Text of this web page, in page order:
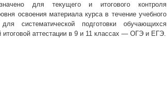
для текущего и итогового контроля
освоения материала курса в течение учебного
систематической подготовки обучающихся
итоговой аттестации в 9 и 11 классах — ОГЭ и ЕГЭ.